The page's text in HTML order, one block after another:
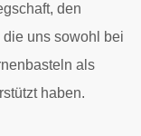
den
uns sowohl bei
als
haben.